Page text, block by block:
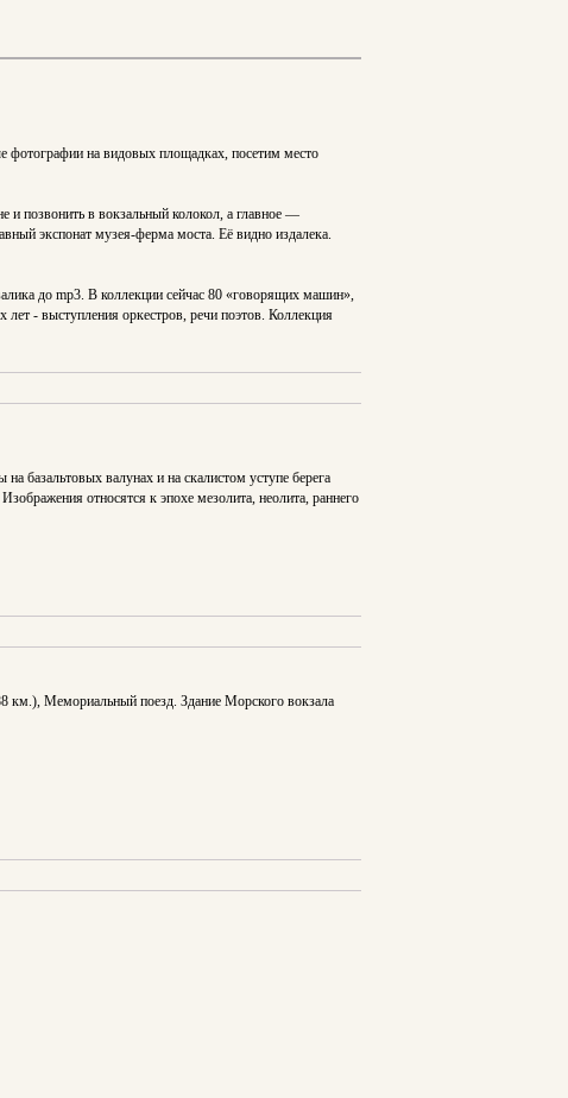
фотографии на видовых площадках, посетим место
и позвонить в вокзальный колокол, а главное —
экспонат музея-ферма моста. Её видно издалека.
до mp3. В коллекции сейчас 80 «говорящих машин»,
- выступления оркестров, речи поэтов. Коллекция
базальтовых валунах и на скалистом уступе берега
относятся к эпохе мезолита, неолита, раннего
км.), Мемориальный поезд. Здание Морского вокзала